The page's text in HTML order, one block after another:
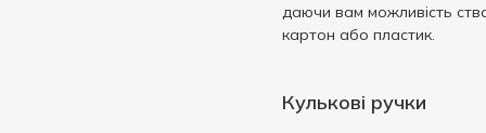
даючи вам можливість
картон або пластик.
Кулькові ручки